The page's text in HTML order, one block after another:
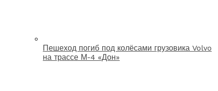
Пешеход погиб под колёсами грузовика Volvo
на трассе М-4 «Дон»